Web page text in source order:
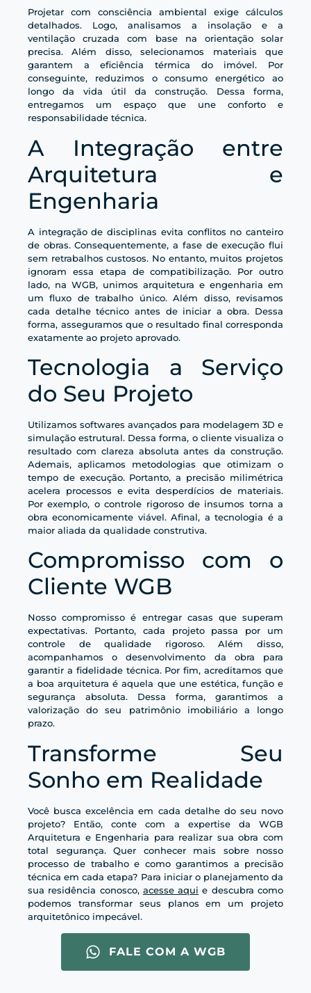
Projetar com consciência ambiental exige cálculos
detalhados. Logo, analisamos a insolação e a
ventilação cruzada com base na orientação solar
precisa. Além disso, selecionamos materiais que
garantem a eficiência térmica do imóvel. Por
conseguinte, reduzimos o consumo energético ao
longo da vida útil da construção. Dessa forma,
entregamos um espaço que une conforto e
responsabilidade técnica.
A Integração entre
Arquitetura e
Engenharia
A integração de disciplinas evita conflitos no canteiro
de obras. Consequentemente, a fase de execução flui
sem retrabalhos custosos. No entanto, muitos projetos
ignoram essa etapa de compatibilização. Por outro
lado, na WGB, unimos arquitetura e engenharia em
um fluxo de trabalho único. Além disso, revisamos
cada detalhe técnico antes de iniciar a obra. Dessa
forma, asseguramos que o resultado final corresponda
exatamente ao projeto aprovado.
Tecnologia a Serviço
do Seu Projeto
Utilizamos softwares avançados para modelagem 3D e
simulação estrutural. Dessa forma, o cliente visualiza o
resultado com clareza absoluta antes da construção.
Ademais, aplicamos metodologias que otimizam o
tempo de execução. Portanto, a precisão milimétrica
acelera processos e evita desperdícios de materiais.
Por exemplo, o controle rigoroso de insumos torna a
obra economicamente viável. Afinal, a tecnologia é a
maior aliada da qualidade construtiva.
Compromisso com o
Cliente WGB
Nosso compromisso é entregar casas que superam
expectativas. Portanto, cada projeto passa por um
controle de qualidade rigoroso. Além disso,
acompanhamos o desenvolvimento da obra para
garantir a fidelidade técnica. Por fim, acreditamos que
a boa arquitetura é aquela que une estética, função e
segurança absoluta. Dessa forma, garantimos a
valorização do seu patrimônio imobiliário a longo
prazo.
Transforme Seu
Sonho em Realidade
Você busca excelência em cada detalhe do seu novo
projeto? Então, conte com a expertise da WGB
Arquitetura e Engenharia para realizar sua obra com
total segurança. Quer conhecer mais sobre nosso
processo de trabalho e como garantimos a precisão
técnica em cada etapa? Para iniciar o planejamento da
sua residência conosco, acesse aqui e descubra como
podemos transformar seus planos em um projeto
arquitetônico impecável.
FALE COM A WGB